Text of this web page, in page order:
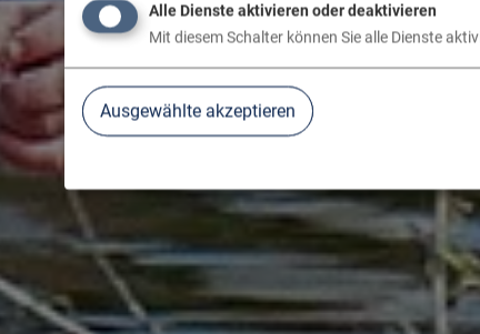
Alle Dienste aktivieren oder deaktivieren
Mit diesem Schalter können Sie alle Dienste
Ausgewählte akzeptieren